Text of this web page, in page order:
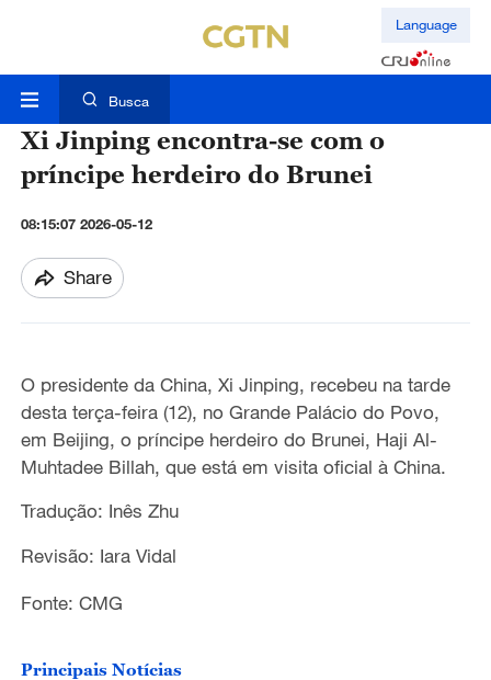
Language
Busca
Xi Jinping encontra-se com o
príncipe herdeiro do Brunei
08:15:07 2026-05-12
Share
O presidente da China, Xi Jinping, recebeu na tarde
desta terça-feira (12), no Grande Palácio do Povo,
em Beijing, o príncipe herdeiro do Brunei, Haji Al-
Muhtadee Billah, que está em visita oficial à China.
Tradução: Inês Zhu
Revisão: Iara Vidal
Fonte: CMG
Principais Notícias